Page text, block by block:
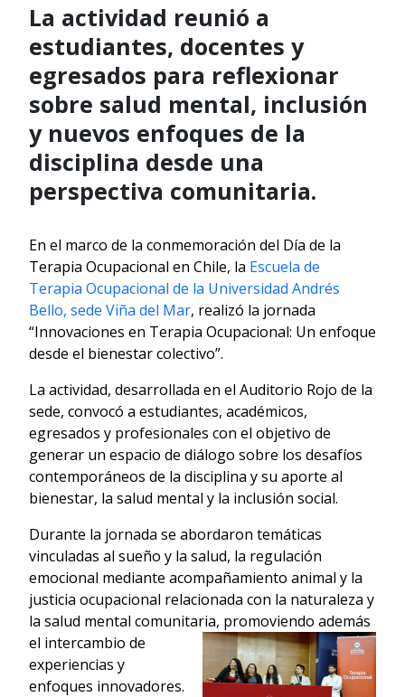
La actividad reunió a
estudiantes, docentes y
egresados para reflexionar
sobre salud mental, inclusión
y nuevos enfoques de la
disciplina desde una
perspectiva comunitaria.
En el marco de la conmemoración del Día de la
Terapia Ocupacional en Chile, la Escuela de
Terapia Ocupacional de la Universidad Andrés
Bello, sede Viña del Mar, realizó la jornada
“Innovaciones en Terapia Ocupacional: Un enfoque
desde el bienestar colectivo”.
La actividad, desarrollada en el Auditorio Rojo de la
sede, convocó a estudiantes, académicos,
egresados y profesionales con el objetivo de
generar un espacio de diálogo sobre los desafíos
contemporáneos de la disciplina y su aporte al
bienestar, la salud mental y la inclusión social.
Durante la jornada se abordaron temáticas
vinculadas al sueño y la salud, la regulación
emocional mediante acompañamiento animal y la
justicia ocupacional relacionada con la naturaleza y
la salud mental comunitaria, promoviendo además
el intercambio de
experiencias y
enfoques innovadores.